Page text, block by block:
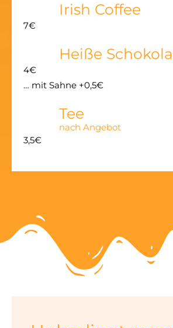
Irish Coffee
7€
Heiße
4€
… mit Sahne +0,5€
Tee
nach Angebot
3,5€